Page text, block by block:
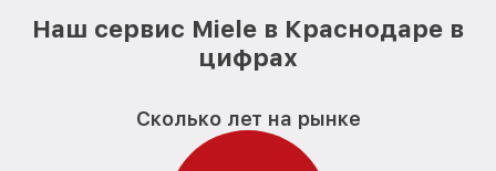
Наш сервис Miele в Краснодаре в
цифрах
Сколько лет на рынке